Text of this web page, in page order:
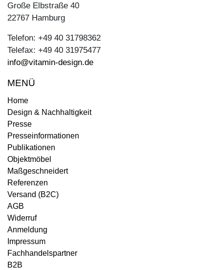
Große Elbstraße 40
22767 Hamburg
Telefon: +49 40 31798362
Telefax: +49 40 31975477
info@vitamin-design.de
MENÜ
Home
Design & Nachhaltigkeit
Presse
Presseinformationen
Publikationen
Objektmöbel
Maßgeschneidert
Referenzen
Versand (B2C)
AGB
Widerruf
Anmeldung
Impressum
Fachhandelspartner
B2B